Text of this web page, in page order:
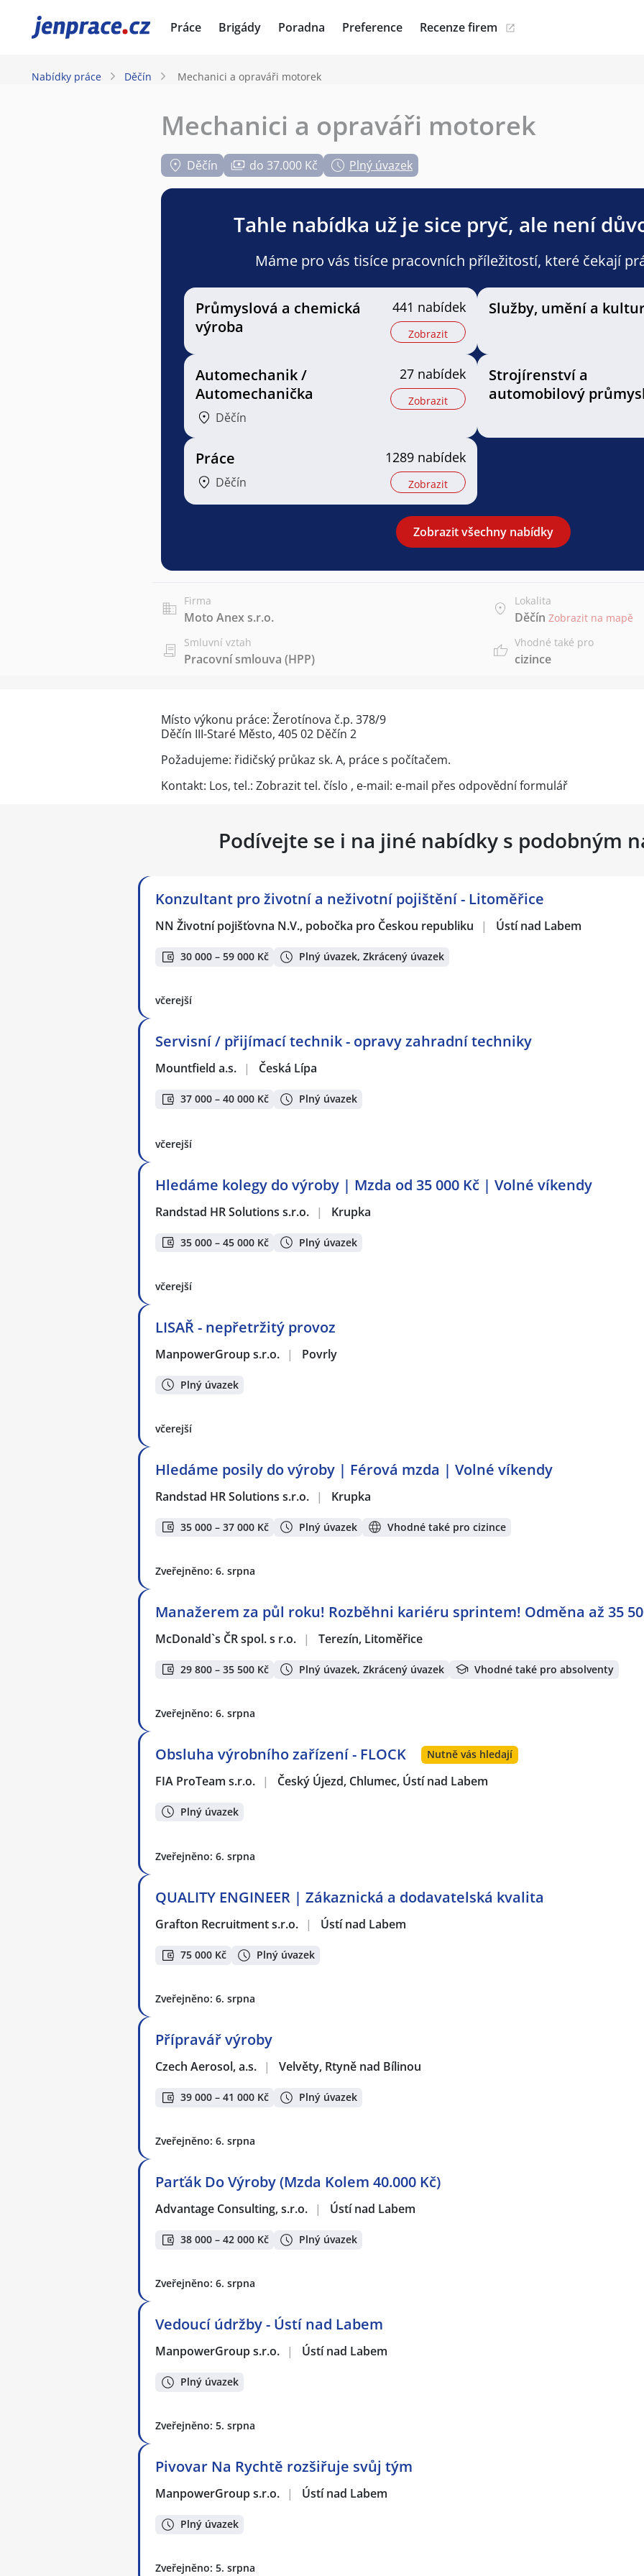
JenPráce.cz Práce Brigády Poradna Preference Recenze firem
Nabídky práce Děčín Mechanici a opraváři motorek
Mechanici a opraváři motorek
Děčín do 37.000 Kč Plný úvazek
Tahle nabídka už je sice pryč, ale není
Máme pro vás tisíce pracovních příležitostí, které čekají
Průmyslová a chemická
výroba
441 nabídek
Zobrazit
Služby, umění a
Automechanik /
Automechanička
Děčín
27 nabídek
Zobrazit
Strojírenství a
automobilový
Práce
Děčín
1289 nabídek
Zobrazit
Zobrazit všechny nabídky
Firma
Moto Anex s.r.o.
Lokalita
Děčín Zobrazit na mapě
Smluvní vztah
Pracovní smlouva (HPP)
Vhodné také pro
cizince
Místo výkonu práce: Žerotínova č.p. 378/9
Děčín III-Staré Město, 405 02 Děčín 2
Požadujeme: řidičský průkaz sk. A, práce s počítačem.
Kontakt: Los, tel.: Zobrazit tel. číslo , e-mail: e-mail přes odpovědní formulář
Podívejte se i na jiné nabídky s podobným
Konzultant pro životní a neživotní pojištění - Litoměřice
NN Životní pojišťovna N.V., pobočka pro Českou republiku | Ústí nad Labem
30 000 – 59 000 Kč Plný úvazek, Zkrácený úvazek
včerejší
Servisní / přijímací technik - opravy zahradní techniky
Mountfield a.s. | Česká Lípa
37 000 – 40 000 Kč Plný úvazek
včerejší
Hledáme kolegy do výroby | Mzda od 35 000 Kč | Volné víkendy
Randstad HR Solutions s.r.o. | Krupka
35 000 – 45 000 Kč Plný úvazek
včerejší
LISAŘ - nepřetržitý provoz
ManpowerGroup s.r.o. | Povrly
Plný úvazek
včerejší
Hledáme posily do výroby | Férová mzda | Volné víkendy
Randstad HR Solutions s.r.o. | Krupka
35 000 – 37 000 Kč Plný úvazek Vhodné také pro cizince
Zveřejněno: 6. srpna
Manažerem za půl roku! Rozběhni kariéru sprintem! Odměna až 35
McDonald`s ČR spol. s r.o. | Terezín, Litoměřice
29 800 – 35 500 Kč Plný úvazek, Zkrácený úvazek Vhodné také pro absolventy
Zveřejněno: 6. srpna
Obsluha výrobního zařízení - FLOCK Nutně vás hledají
FIA ProTeam s.r.o. | Český Újezd, Chlumec, Ústí nad Labem
Plný úvazek
Zveřejněno: 6. srpna
QUALITY ENGINEER | Zákaznická a dodavatelská kvalita
Grafton Recruitment s.r.o. | Ústí nad Labem
75 000 Kč Plný úvazek
Zveřejněno: 6. srpna
Přípravář výroby
Czech Aerosol, a.s. | Velvěty, Rtyně nad Bílinou
39 000 – 41 000 Kč Plný úvazek
Zveřejněno: 6. srpna
Parťák Do Výroby (Mzda Kolem 40.000 Kč)
Advantage Consulting, s.r.o. | Ústí nad Labem
38 000 – 42 000 Kč Plný úvazek
Zveřejněno: 6. srpna
Vedoucí údržby - Ústí nad Labem
ManpowerGroup s.r.o. | Ústí nad Labem
Plný úvazek
Zveřejněno: 5. srpna
Pivovar Na Rychtě rozšiřuje svůj tým
ManpowerGroup s.r.o. | Ústí nad Labem
Plný úvazek
Zveřejněno: 5. srpna